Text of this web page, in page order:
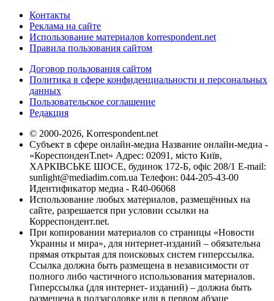
Контакты
Реклама на сайте
Использование материалов korrespondent.net
Правила пользования сайтом
Договор пользования сайтом
Политика в сфере конфиденциальности и персональных
данных
Пользовательское соглашение
Редакция
© 2000-2026, Korrespondent.net
Субъект в сфере онлайн-медиа Название онлайн-медиа -
«КореспонденТ.net» Адрес: 02091, місто Київ,
ХАРКІВСЬКЕ ШОСЕ, будинок 172-Б, офіс 208/1 E-mail:
sunlight@mediadim.com.ua Телефон: 044-205-43-00
Идентификатор медиа - R40-06068
Использование любых материалов, размещённых на
сайте, разрешается при условии ссылки на
Корреспондент.net.
При копировании материалов со страницы «Новости
Украины и мира», для интернет-изданий – обязательна
прямая открытая для поисковых систем гиперссылка.
Ссылка должна быть размещена в независимости от
полного либо частичного использования материалов.
Гиперссылка (для интернет- изданий) – должна быть
размещена в подзаголовке или в первом абзаце